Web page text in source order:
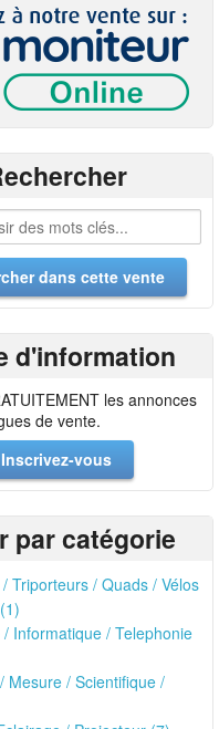
d'information
les annonces
de vente.
Inscrivez-vous
par catégorie
Triporteurs / Quads / Vélos
Informatique / Telephonie
Mesure / Scientifique /